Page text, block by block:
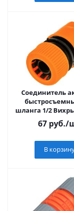
Соединитель
шланга 1/2
67руб./
В